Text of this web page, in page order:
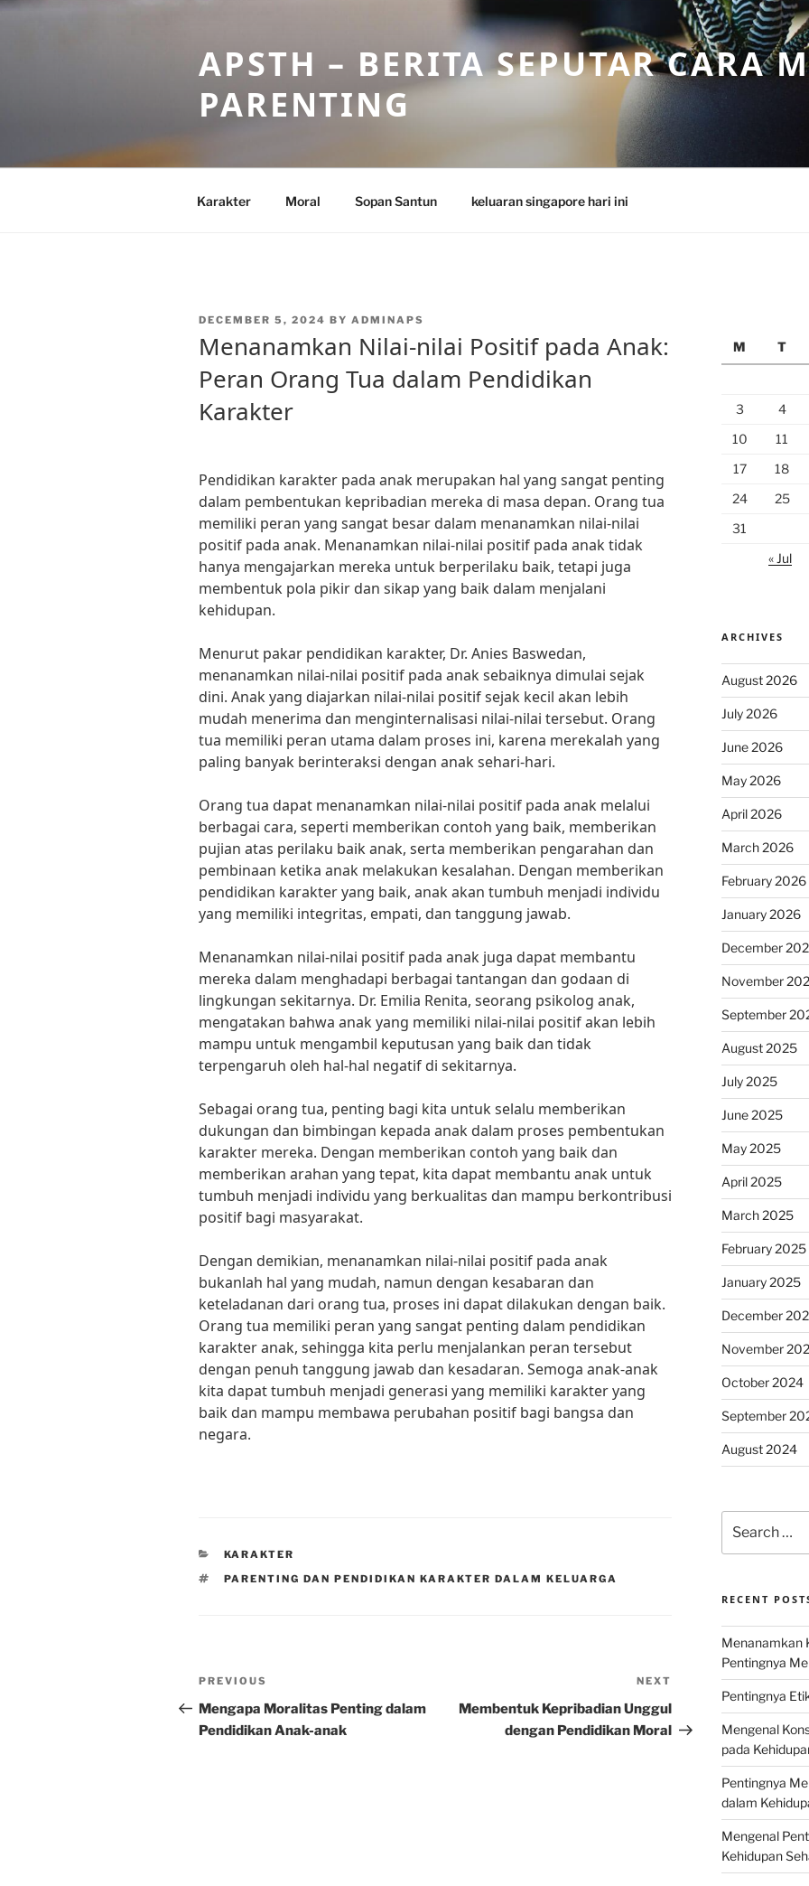
Skip
APSTH – BERITA SEPUTAR CARA
PARENTING
Karakter Moral Sopan Santun keluaran singapore hari ini
POSTED
DECEMBER 5, 2024 BY ADMINAPS
Menanamkan Nilai-nilai Positif pada Anak:
Peran Orang Tua dalam Pendidikan
Karakter
Pendidikan karakter pada anak merupakan hal yang sangat penting
dalam pembentukan kepribadian mereka di masa depan. Orang tua
memiliki peran yang sangat besar dalam menanamkan nilai-nilai
positif pada anak. Menanamkan nilai-nilai positif pada anak tidak
hanya mengajarkan mereka untuk berperilaku baik, tetapi juga
membentuk pola pikir dan sikap yang baik dalam menjalani
kehidupan.
Menurut pakar pendidikan karakter, Dr. Anies Baswedan,
menanamkan nilai-nilai positif pada anak sebaiknya dimulai sejak
dini. Anak yang diajarkan nilai-nilai positif sejak kecil akan lebih
mudah menerima dan menginternalisasi nilai-nilai tersebut. Orang
tua memiliki peran utama dalam proses ini, karena merekalah yang
paling banyak berinteraksi dengan anak sehari-hari.
Orang tua dapat menanamkan nilai-nilai positif pada anak melalui
berbagai cara, seperti memberikan contoh yang baik, memberikan
pujian atas perilaku baik anak, serta memberikan pengarahan dan
pembinaan ketika anak melakukan kesalahan. Dengan memberikan
pendidikan karakter yang baik, anak akan tumbuh menjadi individu
yang memiliki integritas, empati, dan tanggung jawab.
Menanamkan nilai-nilai positif pada anak juga dapat membantu
mereka dalam menghadapi berbagai tantangan dan godaan di
lingkungan sekitarnya. Dr. Emilia Renita, seorang psikolog anak,
mengatakan bahwa anak yang memiliki nilai-nilai positif akan lebih
mampu untuk mengambil keputusan yang baik dan tidak
terpengaruh oleh hal-hal negatif di sekitarnya.
Sebagai orang tua, penting bagi kita untuk selalu memberikan
dukungan dan bimbingan kepada anak dalam proses pembentukan
karakter mereka. Dengan memberikan contoh yang baik dan
memberikan arahan yang tepat, kita dapat membantu anak untuk
tumbuh menjadi individu yang berkualitas dan mampu berkontribusi
positif bagi masyarakat.
Dengan demikian, menanamkan nilai-nilai positif pada anak
bukanlah hal yang mudah, namun dengan kesabaran dan
keteladanan dari orang tua, proses ini dapat dilakukan dengan baik.
Orang tua memiliki peran yang sangat penting dalam pendidikan
karakter anak, sehingga kita perlu menjalankan peran tersebut
dengan penuh tanggung jawab dan kesadaran. Semoga anak-anak
kita dapat tumbuh menjadi generasi yang memiliki karakter yang
baik dan mampu membawa perubahan positif bagi bangsa dan
negara.
CATEGORIES
KARAKTER
TAGS
PARENTING DAN PENDIDIKAN KARAKTER DALAM KELUARGA
Post
navigation
Previous
Post
PREVIOUS
Mengapa Moralitas Penting dalam
Pendidikan Anak-anak
Post
NEXT
Membentuk Kepribadian Unggul
dengan Pendidikan Moral
M
T
3
4
10
11
17
18
24
25
31
« Jul
ARCHIVES
August 2026
July 2026
June 2026
May 2026
April 2026
March 2026
February 2026
January 2026
December
November
September
August 2025
July 2025
June 2025
May 2025
April 2025
March 2025
February 2025
January 2025
December
November
October 2024
September
August 2024
for:
RECENT
Menanamkan
Pentingnya
Pentingnya
Mengenal
pada
Pentingnya
dalam
Mengenal
Kehidupan